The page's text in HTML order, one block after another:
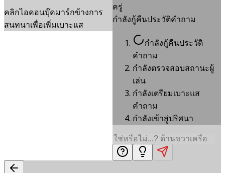
คลิกไอคอนบุ๊คมาร์กข้างการ
สนทนาเพื่อเพิ่มเบาะแส
ครู่
กำลังกู้คืนประวัติคำถาม
กำลังกู้คืนประวัติ
คำถาม
กำลังตรวจสอบสถานะผู้
เล่น
กำลังเตรียมเบาะแส
คำถาม
กำลังเข้าสู่ปริศนา